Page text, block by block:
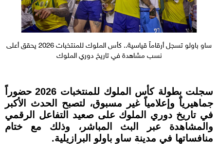
ساو باولو تسجل أرقاماً قياسية.. كأس الملوك للمنتخبات 2026 يحقق أعلى
نسب مشاهدة في تاريخ دوري الملوك
سجلت بطولة كأس الملوك للمنتخبات 2026 حضوراً
جماهيرياً وإعلامياً غير مسبوق، لتصبح الحدث الأكبر
في تاريخ دوري الملوك على صعيد التفاعل الرقمي
والمشاهدة عبر البث المباشر، وذلك مع ختام
منافساتها في مدينة ساو باولو البرازيلية.